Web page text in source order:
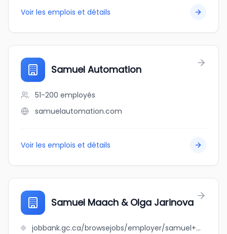
Voir les emplois et détails
Samuel Automation
51-200 employés
samuelautomation.com
Voir les emplois et détails
Samuel Maach & Olga Jarinova
jobbank.gc.ca/browsejobs/employer/samuel+maach+%26+olga+jarinova/ca